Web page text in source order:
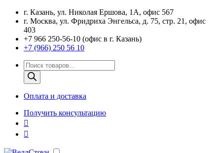
г. Казань, ул. Николая Ершова, 1А, офис 567
г. Москва, ул. Фридриха Энгельса, д. 75, стр. 21, офис
403
+7 966 250-56-10 (офис в г. Казань)
+7 (966) 250 56 10
Поиск
товаров
Оплата и доставка
Получить консультацию